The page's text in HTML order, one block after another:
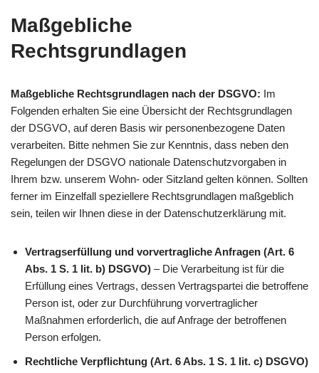
Maßgebliche
Rechtsgrundlagen
Maßgebliche Rechtsgrundlagen nach der DSGVO: Im
Folgenden erhalten Sie eine Übersicht der Rechtsgrundlagen
der DSGVO, auf deren Basis wir personenbezogene Daten
verarbeiten. Bitte nehmen Sie zur Kenntnis, dass neben den
Regelungen der DSGVO nationale Datenschutzvorgaben in
Ihrem bzw. unserem Wohn- oder Sitzland gelten können. Sollten
ferner im Einzelfall speziellere Rechtsgrundlagen maßgeblich
sein, teilen wir Ihnen diese in der Datenschutzerklärung mit.
Vertragserfüllung und vorvertragliche Anfragen (Art. 6
Abs. 1 S. 1 lit. b) DSGVO) – Die Verarbeitung ist für die
Erfüllung eines Vertrags, dessen Vertragspartei die betroffene
Person ist, oder zur Durchführung vorvertraglicher
Maßnahmen erforderlich, die auf Anfrage der betroffenen
Person erfolgen.
Rechtliche Verpflichtung (Art. 6 Abs. 1 S. 1 lit. c) DSGVO)